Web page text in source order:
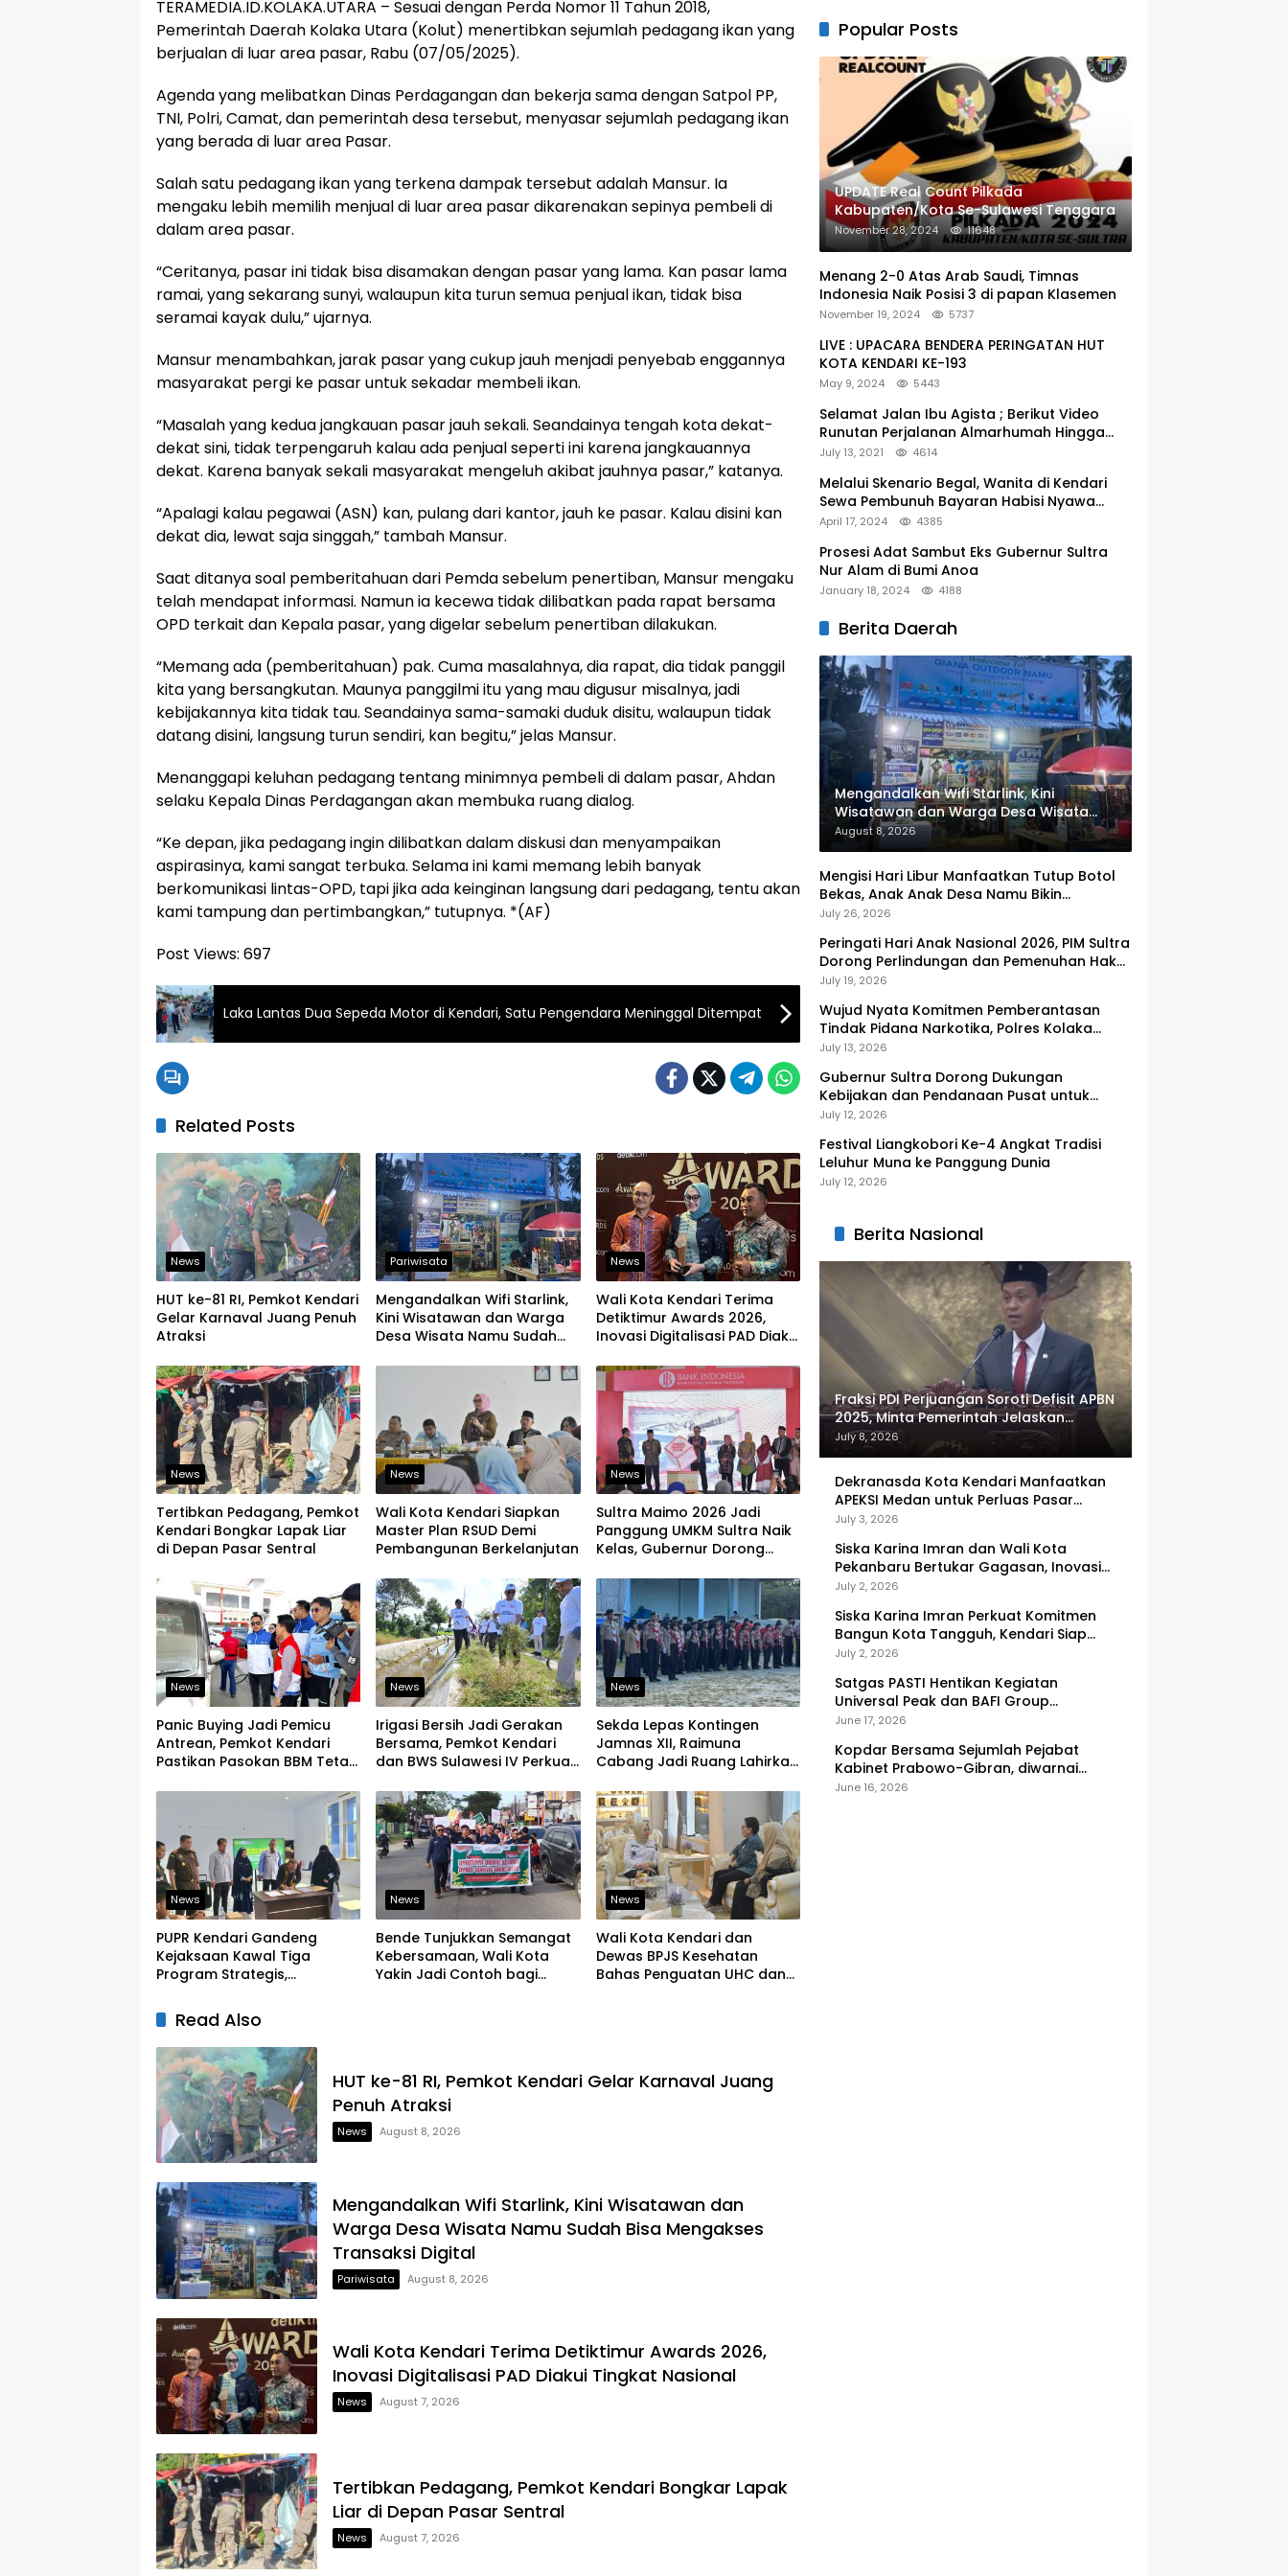
TERAMEDIA.ID.KOLAKA.UTARA – Sesuai dengan Perda Nomor 11 Tahun 2018,
Pemerintah Daerah Kolaka Utara (Kolut) menertibkan sejumlah pedagang ikan yang
berjualan di luar area pasar, Rabu (07/05/2025).
Agenda yang melibatkan Dinas Perdagangan dan bekerja sama dengan Satpol PP,
TNI, Polri, Camat, dan pemerintah desa tersebut, menyasar sejumlah pedagang ikan
yang berada di luar area Pasar.
Salah satu pedagang ikan yang terkena dampak tersebut adalah Mansur. Ia
mengaku lebih memilih menjual di luar area pasar dikarenakan sepinya pembeli di
dalam area pasar.
“Ceritanya, pasar ini tidak bisa disamakan dengan pasar yang lama. Kan pasar lama
ramai, yang sekarang sunyi, walaupun kita turun semua penjual ikan, tidak bisa
seramai kayak dulu,” ujarnya.
Mansur menambahkan, jarak pasar yang cukup jauh menjadi penyebab enggannya
masyarakat pergi ke pasar untuk sekadar membeli ikan.
“Masalah yang kedua jangkauan pasar jauh sekali. Seandainya tengah kota dekat-
dekat sini, tidak terpengaruh kalau ada penjual seperti ini karena jangkauannya
dekat. Karena banyak sekali masyarakat mengeluh akibat jauhnya pasar,” katanya.
“Apalagi kalau pegawai (ASN) kan, pulang dari kantor, jauh ke pasar. Kalau disini kan
dekat dia, lewat saja singgah,” tambah Mansur.
Saat ditanya soal pemberitahuan dari Pemda sebelum penertiban, Mansur mengaku
telah mendapat informasi. Namun ia kecewa tidak dilibatkan pada rapat bersama
OPD terkait dan Kepala pasar, yang digelar sebelum penertiban dilakukan.
“Memang ada (pemberitahuan) pak. Cuma masalahnya, dia rapat, dia tidak panggil
kita yang bersangkutan. Maunya panggilmi itu yang mau digusur misalnya, jadi
kebijakannya kita tidak tau. Seandainya sama-samaki duduk disitu, walaupun tidak
datang disini, langsung turun sendiri, kan begitu,” jelas Mansur.
Menanggapi keluhan pedagang tentang minimnya pembeli di dalam pasar, Ahdan
selaku Kepala Dinas Perdagangan akan membuka ruang dialog.
“Ke depan, jika pedagang ingin dilibatkan dalam diskusi dan menyampaikan
aspirasinya, kami sangat terbuka. Selama ini kami memang lebih banyak
berkomunikasi lintas-OPD, tapi jika ada keinginan langsung dari pedagang, tentu akan
kami tampung dan pertimbangkan,” tutupnya. *(AF)
Post Views: 697
Laka Lantas Dua Sepeda Motor di Kendari, Satu Pengendara Meninggal Ditempat
Related Posts
News
HUT ke-81 RI, Pemkot Kendari
Gelar Karnaval Juang Penuh
Atraksi
Pariwisata
Mengandalkan Wifi Starlink,
Kini Wisatawan dan Warga
Desa Wisata Namu Sudah
Digital
News
Wali Kota Kendari Terima
Detiktimur Awards 2026,
Inovasi Digitalisasi PAD Diakui
News
Tertibkan Pedagang, Pemkot
Kendari Bongkar Lapak Liar
di Depan Pasar Sentral
News
Wali Kota Kendari Siapkan
Master Plan RSUD Demi
Pembangunan Berkelanjutan
News
Sultra Maimo 2026 Jadi
Panggung UMKM Sultra Naik
Kelas, Gubernur Dorong
Ekspor
News
Panic Buying Jadi Pemicu
Antrean, Pemkot Kendari
Pastikan Pasokan BBM Tetap
News
Irigasi Bersih Jadi Gerakan
Bersama, Pemkot Kendari
dan BWS Sulawesi IV Perkuat
News
Sekda Lepas Kontingen
Jamnas XII, Raimuna
Cabang Jadi Ruang Lahirkan
Pemimpin
News
PUPR Kendari Gandeng
Kejaksaan Kawal Tiga
Program Strategis,
Infrastruktur Berintegritas
News
Bende Tunjukkan Semangat
Kebersamaan, Wali Kota
Yakin Jadi Contoh bagi
News
Wali Kota Kendari dan
Dewas BPJS Kesehatan
Bahas Penguatan UHC dan
Read Also
HUT ke-81 RI, Pemkot Kendari Gelar Karnaval Juang
Penuh Atraksi
News August 8, 2026
Mengandalkan Wifi Starlink, Kini Wisatawan dan
Warga Desa Wisata Namu Sudah Bisa Mengakses
Transaksi Digital
Pariwisata August 8, 2026
Wali Kota Kendari Terima Detiktimur Awards 2026,
Inovasi Digitalisasi PAD Diakui Tingkat Nasional
News August 7, 2026
Tertibkan Pedagang, Pemkot Kendari Bongkar Lapak
Liar di Depan Pasar Sentral
News August 7, 2026
Popular Posts
UPDATE Real Count Pilkada
Kabupaten/Kota Se-Sulawesi Tenggara
November 28, 2024 11648
Menang 2-0 Atas Arab Saudi, Timnas
Indonesia Naik Posisi 3 di papan Klasemen
November 19, 2024 5737
LIVE : UPACARA BENDERA PERINGATAN HUT
KOTA KENDARI KE-193
May 9, 2024 5443
Selamat Jalan Ibu Agista ; Berikut Video
Runutan Perjalanan Almarhumah Hingga
Menuju Peristirahatan Terakhir
July 13, 2021 4614
Melalui Skenario Begal, Wanita di Kendari
Sewa Pembunuh Bayaran Habisi Nyawa
Mertuanya
April 17, 2024 4385
Prosesi Adat Sambut Eks Gubernur Sultra
Nur Alam di Bumi Anoa
January 18, 2024 4188
Berita Daerah
Mengandalkan Wifi Starlink, Kini
Wisatawan dan Warga Desa Wisata
Namu Sudah Bisa Mengakses Transaksi
Digital
August 8, 2026
Mengisi Hari Libur Manfaatkan Tutup Botol
Bekas, Anak Anak Desa Namu Bikin
Gantungan Kunci Bernilai Ekonomi
July 26, 2026
Peringati Hari Anak Nasional 2026, PIM Sultra
Dorong Perlindungan dan Pemenuhan Hak
Anak Pesisir
July 19, 2026
Wujud Nyata Komitmen Pemberantasan
Tindak Pidana Narkotika, Polres Kolaka
Gagalkan Peredaran 3 Kg Sabu-Sabu
July 13, 2026
Gubernur Sultra Dorong Dukungan
Kebijakan dan Pendanaan Pusat untuk
Pengembangan Kawasan Liangkobhori
July 12, 2026
Festival Liangkobori Ke-4 Angkat Tradisi
Leluhur Muna ke Panggung Dunia
July 12, 2026
Berita Nasional
Fraksi PDI Perjuangan Soroti Defisit APBN
2025, Minta Pemerintah Jelaskan
Sejumlah Target yang Tak Tercapai
July 8, 2026
Dekranasda Kota Kendari Manfaatkan
APEKSI Medan untuk Perluas Pasar
UMKM, Tenun Lokal Jadi Primadona
July 3, 2026
Siska Karina Imran dan Wali Kota
Pekanbaru Bertukar Gagasan, Inovasi
Peningkatan PAD Jadi Fokus Diskusi
July 2, 2026
Siska Karina Imran Perkuat Komitmen
Bangun Kota Tangguh, Kendari Siap
Hadapi Tantangan Pangan dan
July 2, 2026
Satgas PASTI Hentikan Kegiatan
Universal Peak dan BAFI Group
Indonesia
June 17, 2026
Kopdar Bersama Sejumlah Pejabat
Kabinet Prabowo-Gibran, diwarnai
Kericuhan
June 16, 2026